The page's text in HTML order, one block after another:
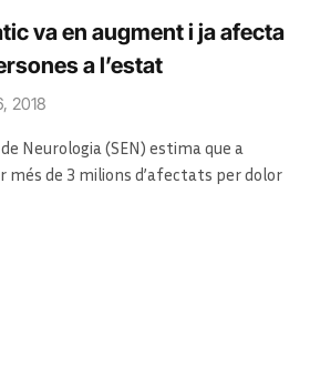
va en augment i ja afecta
a l’estat
2018
Neurologia (SEN) estima que a
més de 3 milions d’afectats per dolor